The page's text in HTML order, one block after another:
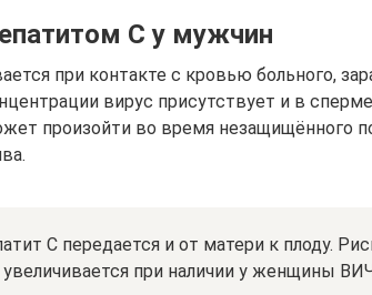
С у мужчин
при контакте с кровью больного,
вирус присутствует и в
произойти во время незащищённого
С передается и от матери к плоду.
увеличивается при наличии у женщины